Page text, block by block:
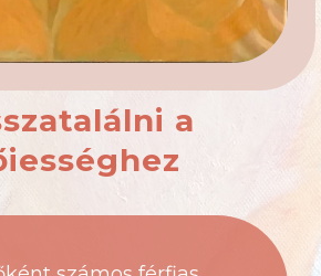
a